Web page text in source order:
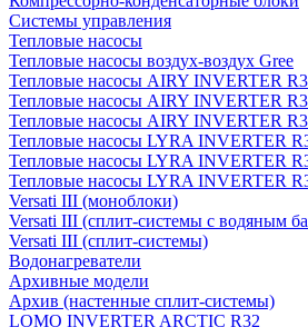
Системы управления
Тепловые насосы
Тепловые насосы воздух-воздух Gree
Тепловые насосы AIRY INVERTER
Тепловые насосы AIRY INVERTER
Тепловые насосы AIRY INVERTER
Тепловые насосы LYRA INVERTER
Тепловые насосы LYRA INVERTER
Тепловые насосы LYRA INVERTER
Versati III (моноблоки)
Versati III (сплит-системы с водяным
Versati III (сплит-системы)
Водонагреватели
Архивные модели
Архив (настенные сплит-системы)
LOMO INVERTER ARCTIC R32